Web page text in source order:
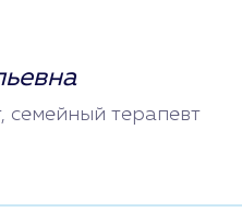
семейный терапевт